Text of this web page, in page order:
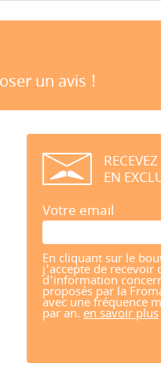
un avis !
EN
Votre email
En cliquant sur le
j'accepte de recevoir
d'information
proposés par la
avec une fréquence
par an. en savoir plus